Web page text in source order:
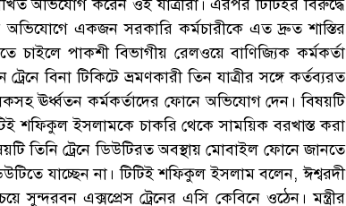
অভিযোগ করেন ওই যাত্রীরা। এরপর টিটিইর বিরুদ্ধে
অভিযোগে একজন সরকারি কর্মচারীকে এত দ্রুত শাস্তির
পাকশী বিভাগীয় রেলওয়ে বাণিজ্যিক কর্মকর্তা
বিনা টিকিটে ভ্রমণকারী তিন যাত্রীর সঙ্গে কর্তব্যরত
ঊর্ধ্বতন কর্মকর্তাদের ফোনে অভিযোগ দেন। বিষয়টি
শফিকুল ইসলামকে চাকরি থেকে সাময়িক বরখাস্ত করা
তিনি ট্রেনে ডিউটিরত অবস্থায় মোবাইল ফোনে জানতে
যাচ্ছেন না। টিটিই শফিকুল ইসলাম বলেন, ঈশ্বরদী
সুন্দরবন এক্সপ্রেস ট্রেনের এসি কেবিনে ওঠেন। মন্ত্রীর